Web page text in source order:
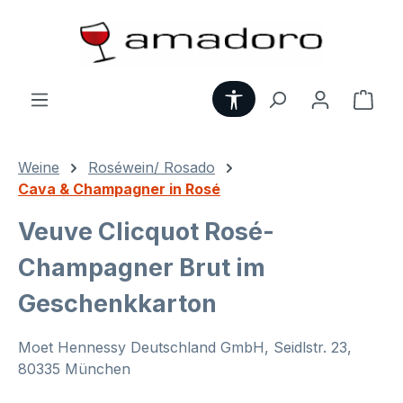
Zum Hauptinhalt springen
Werkzeugleiste
Weine
Roséwein/ Rosado
Cava & Champagner in Rosé
Veuve Clicquot Rosé-
Champagner Brut im
Geschenkkarton
Moet Hennessy Deutschland GmbH, Seidlstr. 23,
80335 München